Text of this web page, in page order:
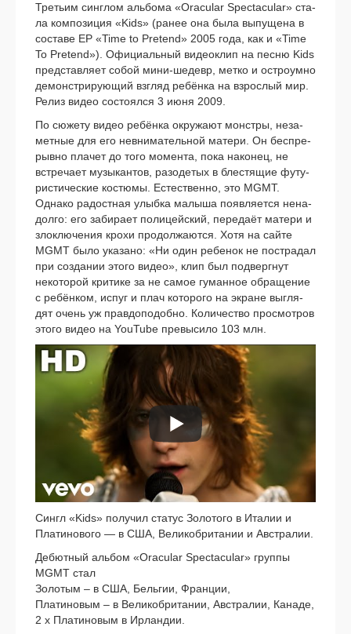
Третьим син­глом аль­бо­ма «Oracular Spectacular» ста­
ла ком­по­зи­ция «Kids» (ранее она была выпу­ще­на в
соста­ве ЕР «Time to Pretend» 2005 года, как и «Time
To Pretend»). Официальный видео­клип на пес­ню Kids
пред­став­ля­ет собой мини-шедевр, мет­ко и ост­ро­ум­но
демон­стри­ру­ю­щий взгляд ребён­ка на взрос­лый мир.
Релиз видео состо­ял­ся 3 июня 2009.
По сюже­ту видео ребён­ка окру­жа­ют мон­стры, неза­
мет­ные для его невни­ма­тель­ной мате­ри. Он бес­пре­
рыв­но пла­чет до того момен­та, пока нако­нец, не
встре­ча­ет музы­кан­тов, разо­де­тых в бле­стя­щие футу­
ри­сти­че­ские костю­мы. Естественно, это MGMT.
Однако радост­ная улыб­ка малы­ша появ­ля­ет­ся нена­
дол­го: его заби­ра­ет поли­цей­ский, пере­да­ёт мате­ри и
зло­клю­че­ния кро­хи про­дол­жа­ют­ся. Хотя на сай­те
MGMT было ука­за­но: «Ни один ребе­нок не постра­дал
при созда­нии это­го видео», клип был под­верг­нут
неко­то­рой кри­ти­ке за не самое гуман­ное обра­ще­ние
с ребён­ком, испуг и плач кото­ро­го на экране выгля­
дят очень уж прав­до­по­доб­но. Количество про­смот­ров
это­го видео на YouTube пре­вы­си­ло 103 млн.
Сингл «Kids» полу­чил ста­тус Золотого в Италии и
Платинового — в США, Великобритании и Австралии.
Дебютный аль­бом «Oracular Spectacular» груп­пы
MGMT стал
Золотым – в США, Бельгии, Франции,
Платиновым – в Великобритании, Австралии, Канаде,
2 х Платиновым в Ирландии.